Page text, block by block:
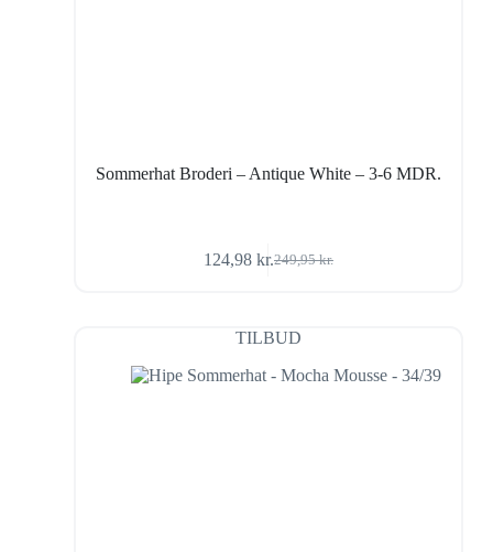
Sommerhat Broderi – Antique White – 3-6 MDR.
249,95kr.
Den
var:
249,95 kr..
124,98 kr.Den
er:
124,98 kr..
TILBUD